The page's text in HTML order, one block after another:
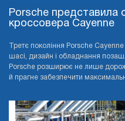
Porsche представила
кроссовера Cayenne
Третє покоління Porsche
шасі, дизайн і обладнання
Porsche розширює не лише
й прагне забезпечити